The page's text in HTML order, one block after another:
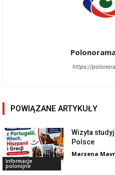
https://
POWIĄZANE ARTYKUŁY
Informacje
polonijne
Wizyta
Polsce
Marzena